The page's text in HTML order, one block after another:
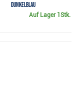
dunkelblau
Auf Lager 1Stk.